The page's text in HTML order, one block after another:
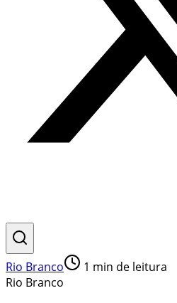
Rio Branco 1 min de leitura
Rio Branco